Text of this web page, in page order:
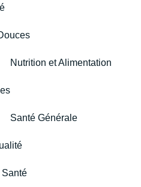
Nutrition et Alimentation
Santé Générale